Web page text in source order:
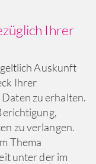
Ihrer
Auskunft
Ihrer
zu erhalten.
zu verlangen.
Thema
unter der im